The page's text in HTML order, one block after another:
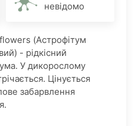
невідомо
(Астрофітум
- рідкісний
У дикорослому
Цінується
забарвлення